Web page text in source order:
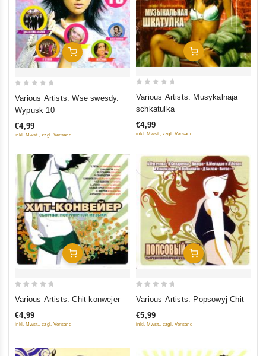
In Den Warenkorb
5
Various Artists. Wse swesdy.
Wypusk 10
€4,99
inkl. Mwst., zzgl. Versand
In Den Warenkorb
5
Various Artists. Musykalnaja
schkatulka
€4,99
inkl. Mwst., zzgl. Versand
In Den Warenkorb
of
Various Artists. Chit konwejer
€4,99
inkl. Mwst., zzgl. Versand
In Den Warenkorb
of
Various Artists. Popsowyj Chit
€5,99
inkl. Mwst., zzgl. Versand